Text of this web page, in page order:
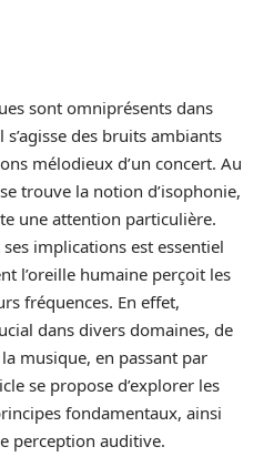
sont omniprésents dans
des bruits ambiants
mélodieux d’un concert. Au
trouve la notion d’isophonie,
une attention particulière.
implications est essentiel
l’oreille humaine perçoit les
fréquences. En effet,
dans divers domaines, de
musique, en passant par
se propose d’explorer les
fondamentaux, ainsi
perception auditive.